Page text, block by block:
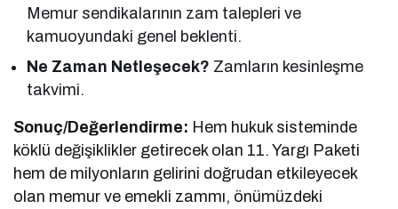
Memur sendikalarının zam talepleri ve
kamuoyundaki genel beklenti.
Ne Zaman Netleşecek? Zamların kesinleşme
takvimi.
Sonuç/Değerlendirme: Hem hukuk sisteminde
köklü değişiklikler getirecek olan 11. Yargı Paketi
hem de milyonların gelirini doğrudan etkileyecek
olan memur ve emekli zammı, önümüzdeki